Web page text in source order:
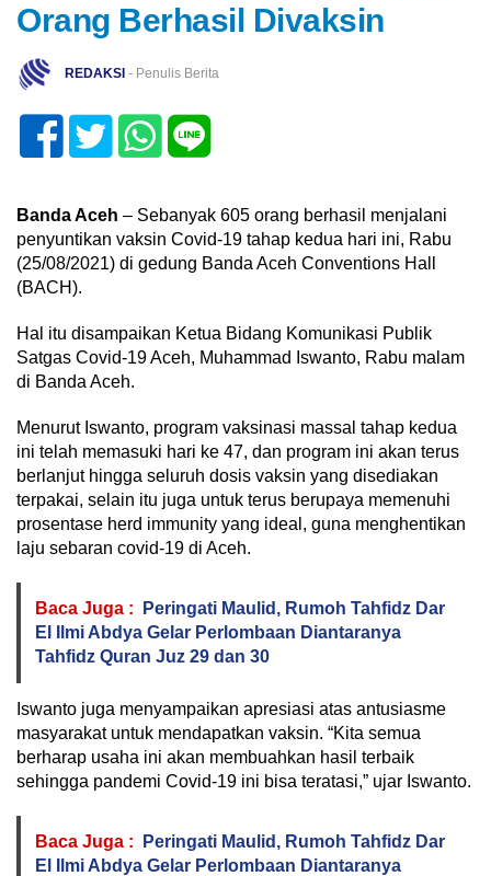
Orang Berhasil Divaksin
REDAKSI - Penulis Berita
Banda Aceh – Sebanyak 605 orang berhasil menjalani
penyuntikan vaksin Covid-19 tahap kedua hari ini, Rabu
(25/08/2021) di gedung Banda Aceh Conventions Hall
(BACH).
Hal itu disampaikan Ketua Bidang Komunikasi Publik
Satgas Covid-19 Aceh, Muhammad Iswanto, Rabu malam
di Banda Aceh.
Menurut Iswanto, program vaksinasi massal tahap kedua
ini telah memasuki hari ke 47, dan program ini akan terus
berlanjut hingga seluruh dosis vaksin yang disediakan
terpakai, selain itu juga untuk terus berupaya memenuhi
prosentase herd immunity yang ideal, guna menghentikan
laju sebaran covid-19 di Aceh.
Baca Juga :
Peringati Maulid, Rumoh Tahfidz Dar
El Ilmi Abdya Gelar Perlombaan Diantaranya
Tahfidz Quran Juz 29 dan 30
Iswanto juga menyampaikan apresiasi atas antusiasme
masyarakat untuk mendapatkan vaksin. “Kita semua
berharap usaha ini akan membuahkan hasil terbaik
sehingga pandemi Covid-19 ini bisa teratasi,” ujar Iswanto.
Baca Juga :
Peringati Maulid, Rumoh Tahfidz Dar
El Ilmi Abdya Gelar Perlombaan Diantaranya